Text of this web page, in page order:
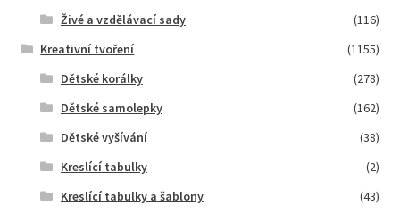
Živé a vzdělávací sady
(116)
Kreativní tvoření
(1155)
Dětské korálky
(278)
Dětské samolepky
(162)
Dětské vyšívání
(38)
Kreslící tabulky
(2)
Kreslící tabulky a šablony
(43)